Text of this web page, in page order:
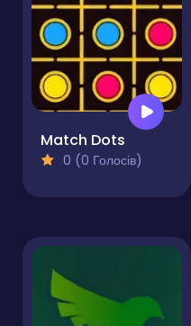
Match Dots
0 (0 Голосів)